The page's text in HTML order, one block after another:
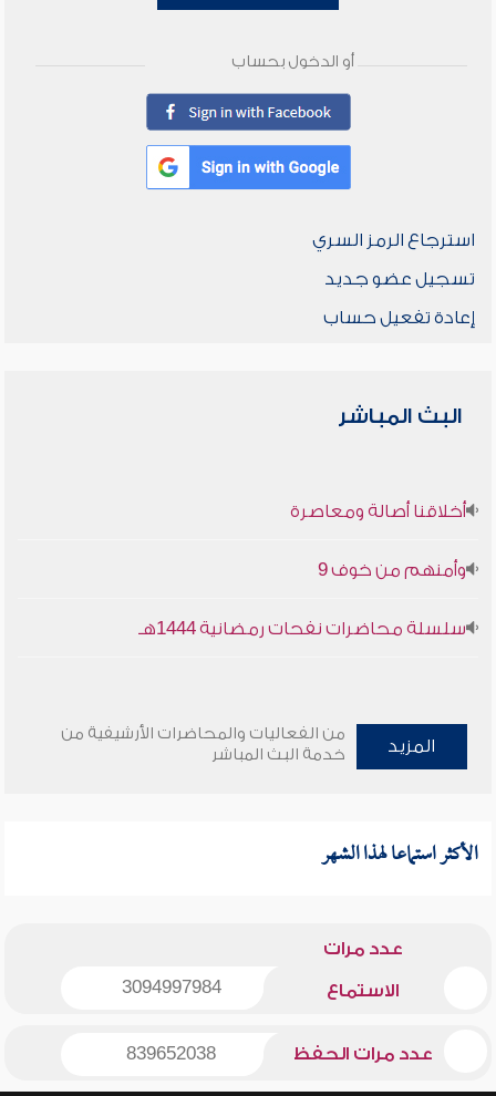
أو الدخول بحساب
استرجاع الرمز السري
تسجيل عضو جديد
إعادة تفعيل حساب
البث المباشر
أخلاقنا أصالة ومعاصرة
وأمنهم من خوف 9
سلسلة محاضرات نفحات رمضانية 1444هـ
المزيد
من الفعاليات والمحاضرات الأرشيفية من
خدمة البث المباشر
الأكثر استماعا لهذا الشهر
عدد مرات
الاستماع 3094997984
عدد مرات الحفظ 839652038